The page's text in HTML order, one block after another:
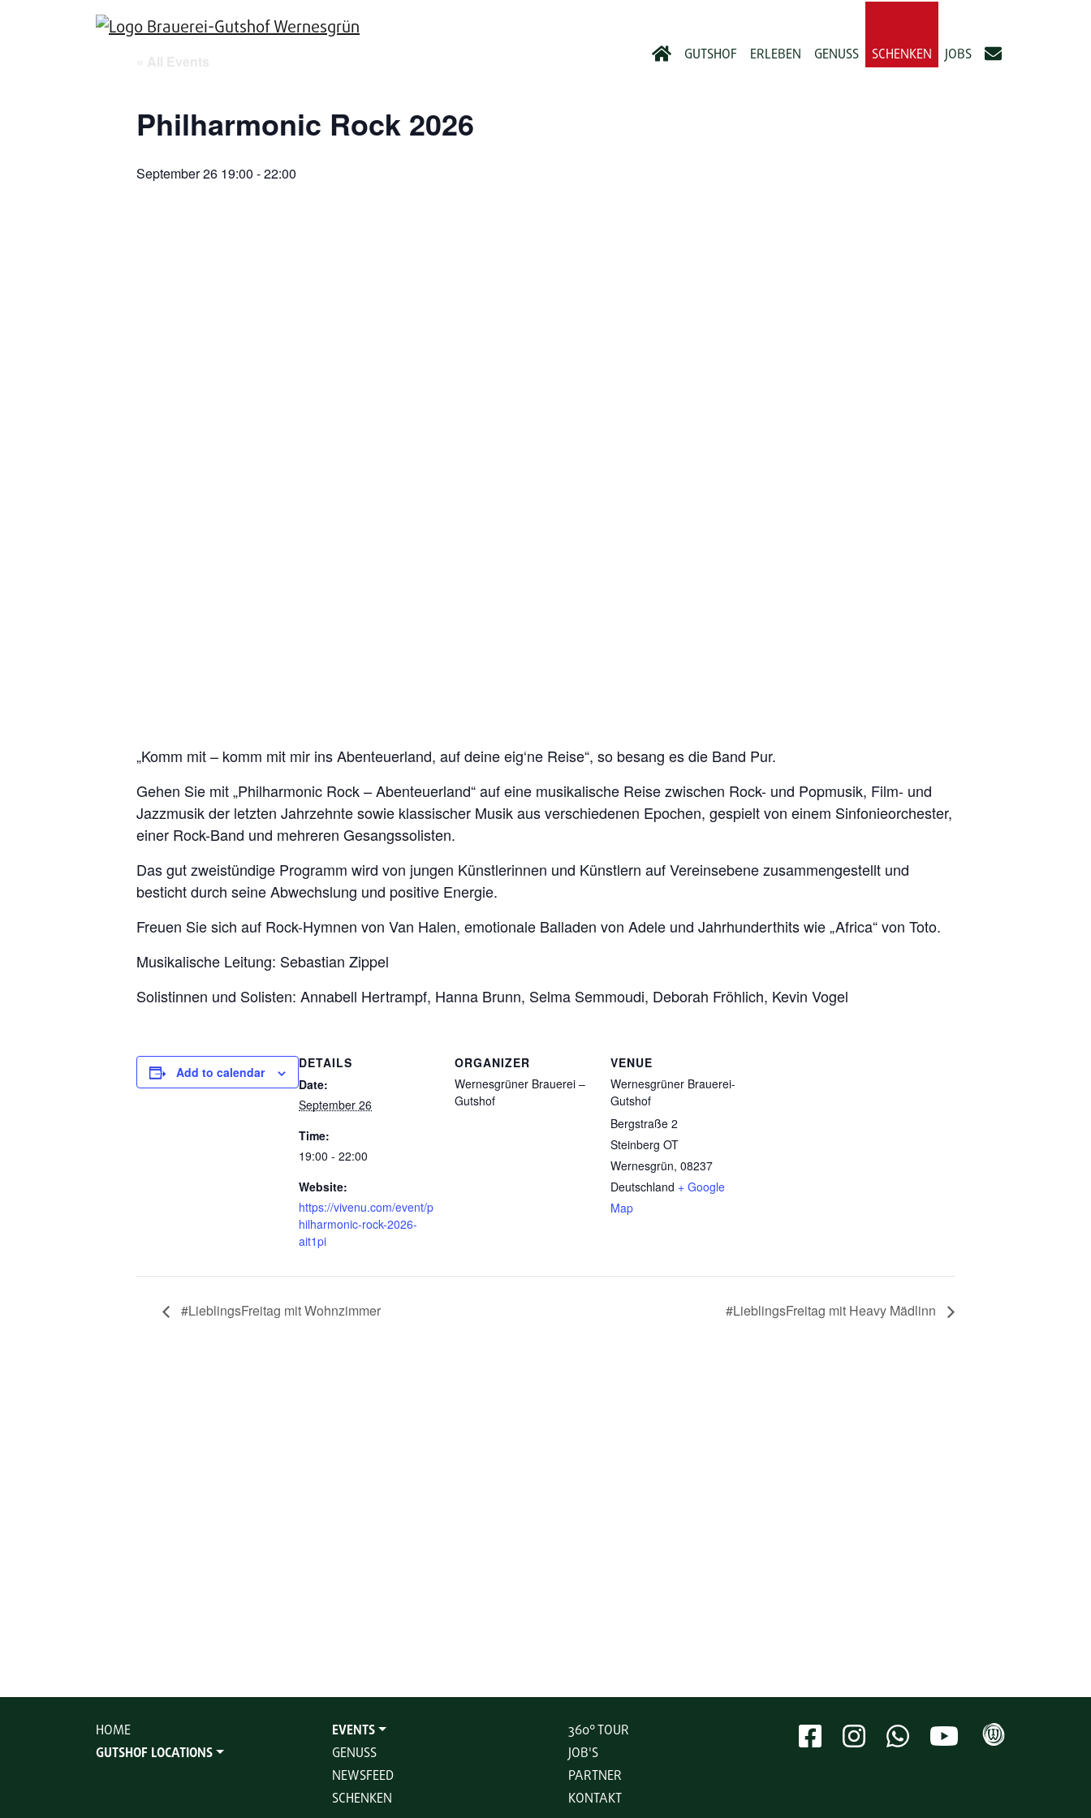
GUTSHOF ERLEBEN GENUSS SCHENKEN JOBS
Philharmonic Rock 2026
September 26 19:00 -22:00
„Komm mit – komm mit mir ins Abenteuerland, auf deine eig‘ne Reise“, so besang es die Band Pur.
Gehen Sie mit „Philharmonic Rock – Abenteuerland“ auf eine musikalische Reise zwischen Rock- und Popmusik, Film- und
Jazzmusik der letzten Jahrzehnte sowie klassischer Musik aus verschiedenen Epochen, gespielt von einem Sinfonieorchester,
einer Rock-Band und mehreren Gesangssolisten.
Das gut zweistündige Programm wird von jungen Künstlerinnen und Künstlern auf Vereinsebene zusammengestellt und
besticht durch seine Abwechslung und positive Energie.
Freuen Sie sich auf Rock-Hymnen von Van Halen, emotionale Balladen von Adele und Jahrhunderthits wie „Africa“ von Toto.
Musikalische Leitung: Sebastian Zippel
Solistinnen und Solisten: Annabell Hertrampf, Hanna Brunn, Selma Semmoudi, Deborah Fröhlich, Kevin Vogel
Add to calendar
DETAILS
Date:
September 26
Time:
19:00 - 22:00
Website:
https://vivenu.com/event/p
hilharmonic-rock-2026-
ait1pi
ORGANIZER
Wernesgrüner Brauerei –
Gutshof
VENUE
Wernesgrüner Brauerei-
Gutshof
Bergstraße 2
Steinberg OT
Wernesgrün, 08237
Deutschland + Google
Map
#LieblingsFreitag mit Wohnzimmer #LieblingsFreitag mit Heavy Mädlinn
HOME
GUTSHOF LOCATIONS
EVENTS
GENUSS
NEWSFEED
SCHENKEN
360° TOUR
JOB'S
PARTNER
KONTAKT